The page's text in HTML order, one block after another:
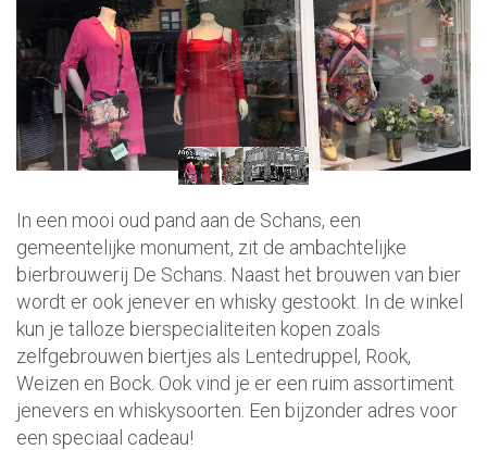
In een mooi oud pand aan de Schans, een
gemeentelijke monument, zit de ambachtelijke
bierbrouwerij De Schans. Naast het brouwen van bier
wordt er ook jenever en whisky gestookt. In de winkel
kun je talloze bierspecialiteiten kopen zoals
zelfgebrouwen biertjes als Lentedruppel, Rook,
Weizen en Bock. Ook vind je er een ruim assortiment
jenevers en whiskysoorten. Een bijzonder adres voor
een speciaal cadeau!